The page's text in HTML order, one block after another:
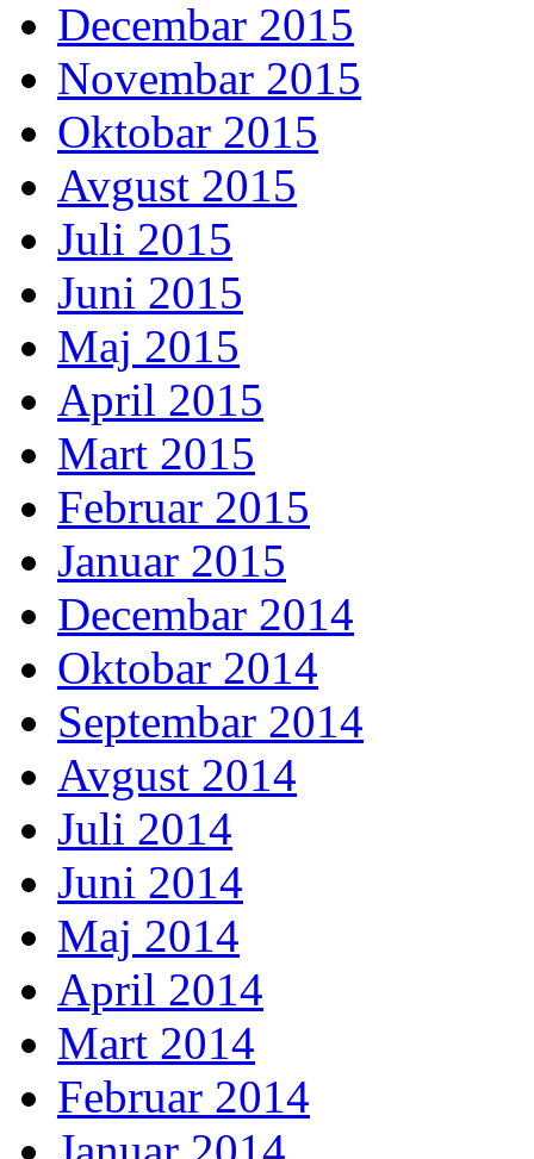
Decembar 2015
Novembar 2015
Oktobar 2015
Avgust 2015
Juli 2015
Juni 2015
Maj 2015
April 2015
Mart 2015
Februar 2015
Januar 2015
Decembar 2014
Oktobar 2014
Septembar 2014
Avgust 2014
Juli 2014
Juni 2014
Maj 2014
April 2014
Mart 2014
Februar 2014